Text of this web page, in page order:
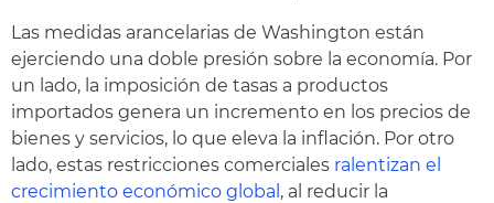
Las medidas arancelarias de Washington están
ejerciendo una doble presión sobre la economía. Por
un lado, la imposición de tasas a productos
importados genera un incremento en los precios de
bienes y servicios, lo que eleva la inflación. Por otro
lado, estas restricciones comerciales ralentizan el
crecimiento económico global , al reducir la